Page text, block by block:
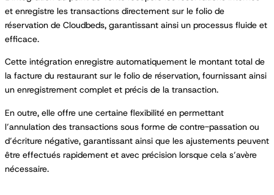
et enregistre les transactions directement sur le folio de
réservation de Cloudbeds, garantissant ainsi un processus fluide et
efficace.
Cette intégration enregistre automatiquement le montant total de
la facture du restaurant sur le folio de réservation, fournissant ainsi
un enregistrement complet et précis de la transaction.
En outre, elle offre une certaine flexibilité en permettant
l’annulation des transactions sous forme de contre-passation ou
d’écriture négative, garantissant ainsi que les ajustements peuvent
être effectués rapidement et avec précision lorsque cela s’avère
nécessaire.